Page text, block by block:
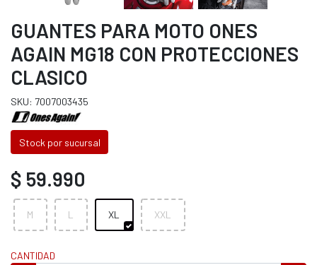
GUANTES PARA MOTO ONES
AGAIN MG18 CON PROTECCIONES
CLASICO
SKU: 7007003435
Stock por sucursal
$ 59.990
M L XL XXL
CANTIDAD